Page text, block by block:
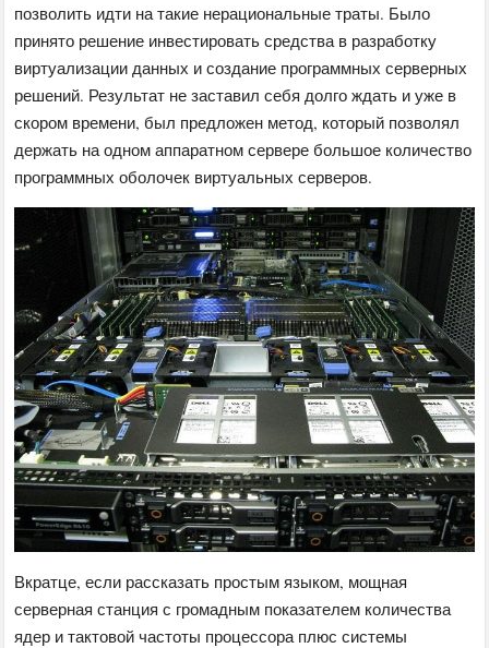
позволить идти на такие нерациональные траты. Было
принято решение инвестировать средства в разработку
виртуализации данных и создание программных серверных
решений. Результат не заставил себя долго ждать и уже в
скором времени, был предложен метод, который позволял
держать на одном аппаратном сервере большое количество
программных оболочек виртуальных серверов.
Вкратце, если рассказать простым языком, мощная
серверная станция с громадным показателем количества
ядер и тактовой частоты процессора плюс системы